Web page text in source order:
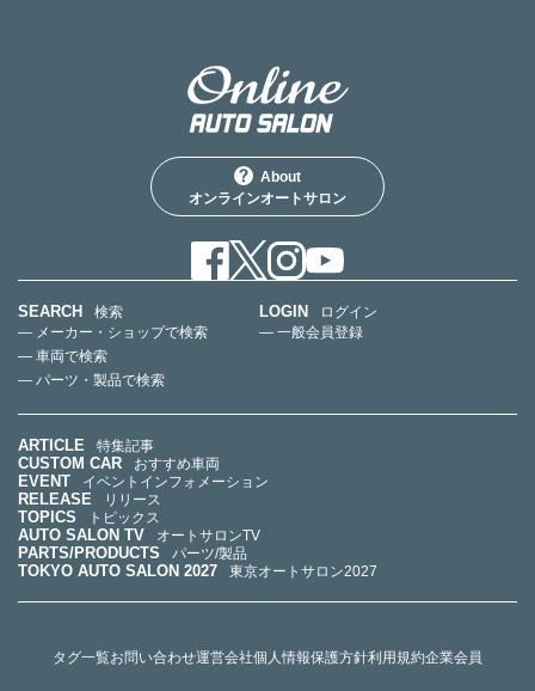
About
オンラインオートサロン
SEARCH
検索
— メーカー・ショップで検索
— 車両で検索
— パーツ・製品で検索
LOGIN
ログイン
— 一般会員登録
ARTICLE 特集記事
CUSTOM CAR おすすめ車両
EVENT イベントインフォメーション
RELEASE リリース
TOPICS トピックス
AUTO SALON TV オートサロンTV
PARTS/PRODUCTS パーツ/製品
TOKYO AUTO SALON 2027 東京オートサロン2027
タグ一覧お問い合わせ運営会社個人情報保護方針利用規約企業会員